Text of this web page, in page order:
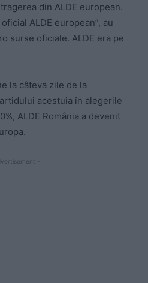
din ALDE european.
ALDE european”, au
surse oficiale. ALDE era pe
la câteva zile de la
acestuia în alegerile
ALDE România a devenit
-